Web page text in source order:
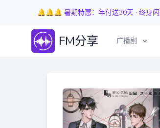
🔔🔔🔔 暑期特惠：年付送30天 · 终身
FM分享 广播剧